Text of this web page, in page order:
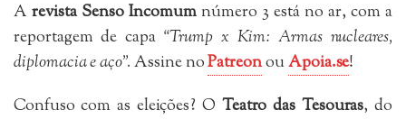
Arevista Senso Incomumnúmero 3 está no ar, com a
reportagem de capa “Trump x Kim: Armas nucleares,
diplomacia e aço”.Assine noPatreonouApoia.se!
Confuso com as eleições? O Teatro das Tesouras, do